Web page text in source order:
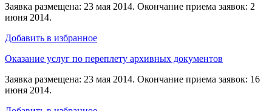
Заявка размещена: 23 мая 2014. Окончание приема заявок: 2
июня 2014.
Добавить в избранное
Оказание услуг по переплету архивных документов
Заявка размещена: 23 мая 2014. Окончание приема заявок: 16
июня 2014.